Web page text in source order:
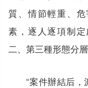
質、情節輕重、
素，逐人逐項制
二、第三種形態分層
“案件辦結后